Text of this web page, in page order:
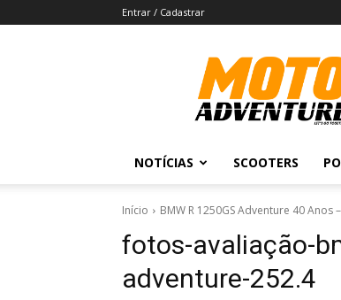
Entrar / Cadastrar
Revista
Moto
Adventure
NOTÍCIAS SCOOTERS
Início BMW R 1250GS Adventure 40 Anos
fotos-avaliação-
adventure-252.4